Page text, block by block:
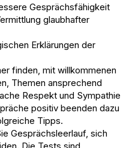
Gesprächsfähigkeit
glaubhafter
Erklärungen der
finden, mit willkommenen
Themen ansprechend
Respekt und Sympathie
positiv beenden dazu
Tipps.
Gesprächsleerlauf, sich